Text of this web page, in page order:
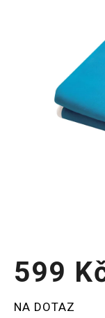
599
cena:
NA DOTAZ